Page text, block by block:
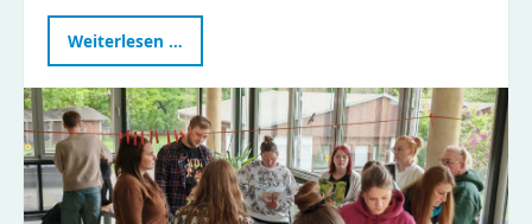
Weiterlesen …
besonderer
Tag
in
der
Gustav
|
Clubraum
eingeweiht